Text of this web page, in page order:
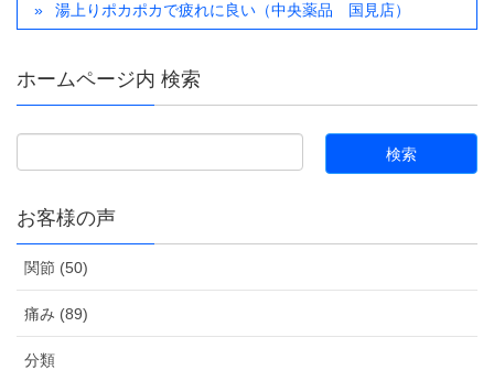
湯上りポカポカで疲れに良い（中央薬品 国見店）
ホームページ内 検索
お客様の声
関節 (50)
痛み (89)
分類